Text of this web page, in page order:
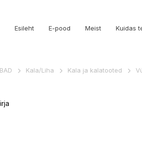
Esileht E-pood Meist Kuidas
Kala/Liha Kala ja kalatooted